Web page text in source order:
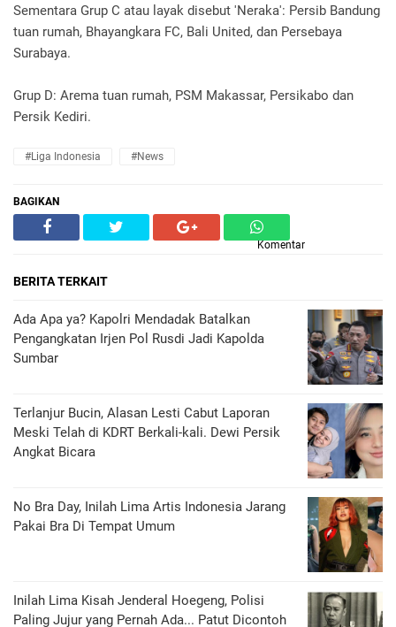
Sementara Grup C atau layak disebut 'Neraka': Persib Bandung
tuan rumah, Bhayangkara FC, Bali United, dan Persebaya
Surabaya.
Grup D: Arema tuan rumah, PSM Makassar, Persikabo dan
Persik Kediri.
#Liga Indonesia #news
BAGIKAN
Komentar
BERITA TERKAIT
Ada Apa ya? Kapolri Mendadak Batalkan
Pengangkatan Irjen Pol Rusdi Jadi Kapolda
Sumbar
Terlanjur Bucin, Alasan Lesti Cabut Laporan
Meski Telah di KDRT Berkali-kali. Dewi Persik
Angkat Bicara
No Bra Day, Inilah Lima Artis Indonesia Jarang
Pakai Bra Di Tempat Umum
Inilah Lima Kisah Jenderal Hoegeng, Polisi
Paling Jujur yang Pernah Ada... Patut Dicontoh